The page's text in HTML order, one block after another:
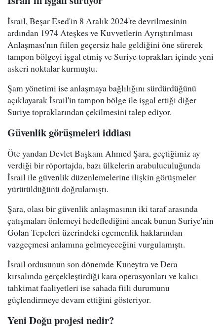
İsrail, Beşar Esed'in 8 Aralık 2024'te devrilmesinin
ardından 1974 Ateşkes ve Kuvvetlerin Ayrıştırılması
Anlaşması'nın fiilen geçersiz hale geldiğini öne sürerek
tampon bölgeyi işgal etmiş ve Suriye toprakları içinde yeni
askeri noktalar kurmuştu.
Şam yönetimi ise anlaşmaya bağlılığını sürdürdüğünü
açıklayarak İsrail'in tampon bölge ile işgal ettiği diğer
Suriye topraklarından çekilmesini talep ediyor.
Güvenlik görüşmeleri iddiası
Öte yandan Devlet Başkanı Ahmed Şara, geçtiğimiz ay
verdiği bir röportajda, bazı ülkelerin arabuluculuğunda
İsrail ile güvenlik düzenlemelerine ilişkin görüşmeler
yürütüldüğünü doğrulamıştı.
Şara, olası bir güvenlik anlaşmasının iki taraf arasında
çatışmaları önlemeyi hedeflediğini ancak bunun Suriye'nin
Golan Tepeleri üzerindeki egemenlik haklarından
vazgeçmesi anlamına gelmeyeceğini vurgulamıştı.
İsrail ordusunun son dönemde Kuneytra ve Dera
kırsalında gerçekleştirdiği kara operasyonları ve kalıcı
tahkimat faaliyetleri ise sahada fiili durumunu
güçlendirmeye devam ettiğini gösteriyor.
Yeni Doğu projesi nedir?